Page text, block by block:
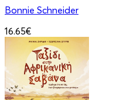
Bonnie Schneider
16.65€